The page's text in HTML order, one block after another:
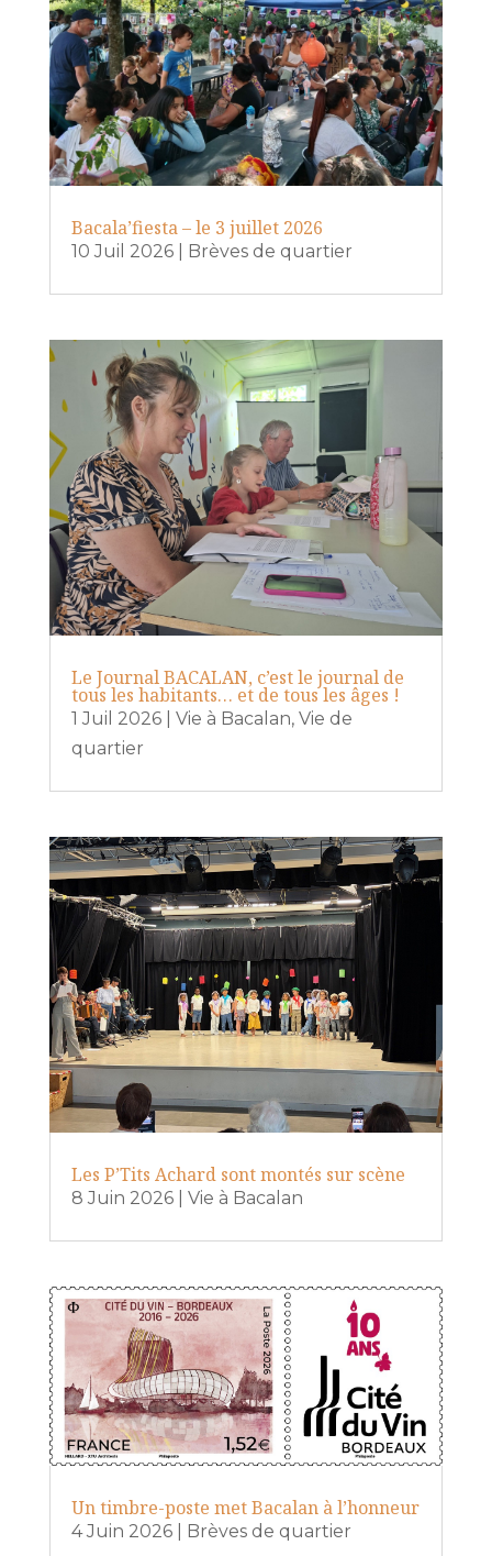
Bacala’fiesta – le 3 juillet 2026
10 Juil 2026| Brèves de quartier
Le Journal BACALAN, c’est le journal de
tous les habitants… et de tous les âges !
1 Juil 2026| Vie à Bacalan, Vie de
quartier
Les P’Tits Achard sont montés sur scène
8 Juin 2026| Vie à Bacalan
Un timbre-poste met Bacalan à l’honneur
4 Juin 2026| Brèves de quartier